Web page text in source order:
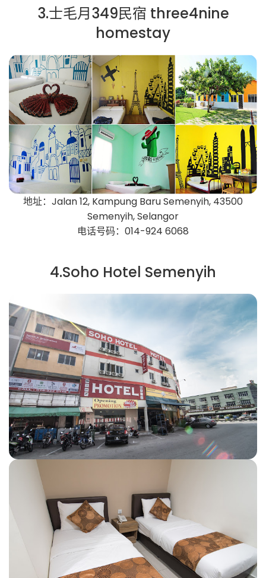
3.士毛月349民宿 three4nine
homestay
地址：Jalan 12, Kampung Baru Semenyih, 43500
Semenyih, Selangor
电话号码：014-924 6068
4.Soho Hotel Semenyih